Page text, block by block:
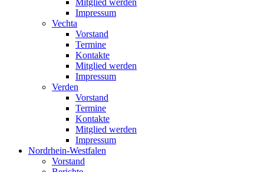
Mitglied werden
Impressum
Vechta
Vorstand
Termine
Kontakte
Mitglied werden
Impressum
Verden
Vorstand
Termine
Kontakte
Mitglied werden
Impressum
Nordrhein-Westfalen
Vorstand